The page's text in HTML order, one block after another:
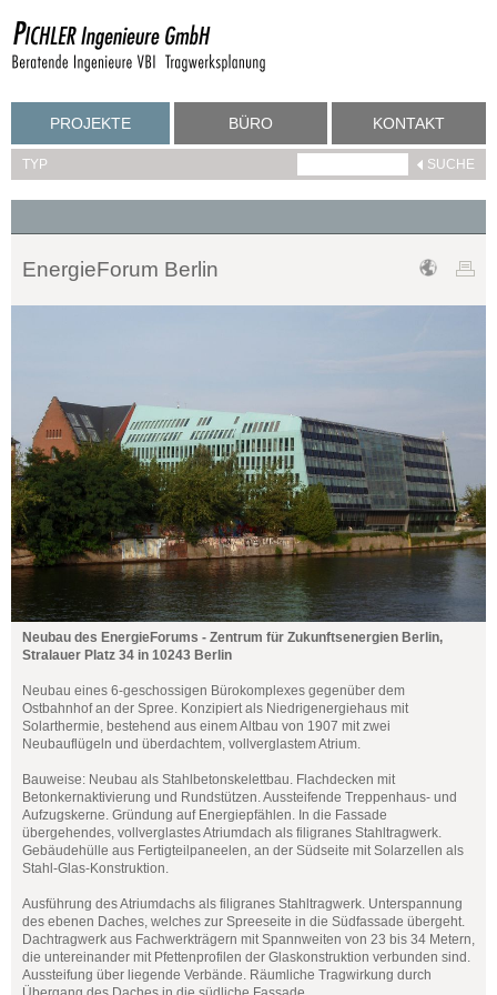
PROJEKTE BÜRO KONTAKT
TYP
EnergieForum Berlin
Neubau des EnergieForums - Zentrum für Zukunftsenergien Berlin,
Stralauer Platz 34 in 10243 Berlin
Neubau eines 6-geschossigen Bürokomplexes gegenüber dem
Ostbahnhof an der Spree. Konzipiert als Niedrigenergiehaus mit
Solarthermie, bestehend aus einem Altbau von 1907 mit zwei
Neubauflügeln und überdachtem, vollverglastem Atrium.
Bauweise: Neubau als Stahlbetonskelettbau. Flachdecken mit
Betonkernaktivierung und Rundstützen. Aussteifende Treppenhaus- und
Aufzugskerne. Gründung auf Energiepfählen. In die Fassade
übergehendes, vollverglastes Atriumdach als filigranes Stahltragwerk.
Gebäudehülle aus Fertigteilpaneelen, an der Südseite mit Solarzellen als
Stahl-Glas-Konstruktion.
Ausführung des Atriumdachs als filigranes Stahltragwerk. Unterspannung
des ebenen Daches, welches zur Spreeseite in die Südfassade übergeht.
Dachtragwerk aus Fachwerkträgern mit Spannweiten von 23 bis 34 Metern,
die untereinander mit Pfettenprofilen der Glaskonstruktion verbunden sind.
Aussteifung über liegende Verbände. Räumliche Tragwirkung durch